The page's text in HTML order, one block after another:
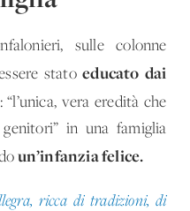
sulle colonne
statoeducato dai
: “l’unica, vera eredità che
in una famiglia
un’infanzia felice.
ricca di tradizioni, di